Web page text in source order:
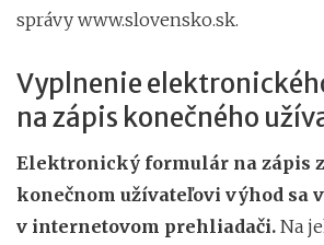
správy www.slovensko.sk.
Vyplnenie
na zápis konečného
Elektronický formulár na zápis
konečnom užívateľovi výhod sa
v internetovom prehliadači. Na